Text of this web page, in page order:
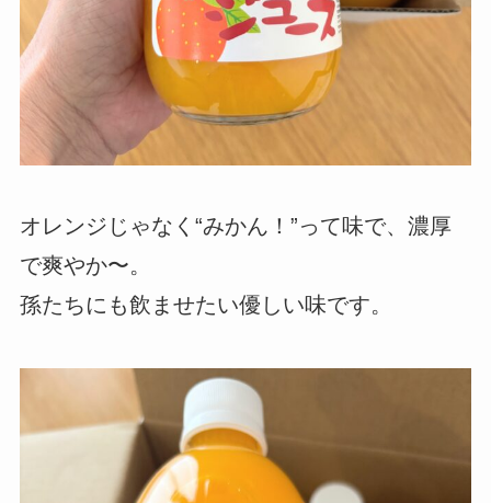
オレンジじゃなく“みかん！”って味で、濃厚
で爽やか〜。
孫たちにも飲ませたい優しい味です。